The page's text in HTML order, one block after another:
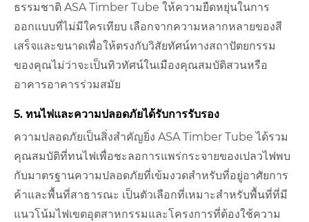
ธรรมชาติ ASA Timber Tube ให้ความยืดหยุ่นในการ
ออกแบบที่ไม่มีใครเทียบ เลือกจากความหลากหลายของสี
เสร็จและขนาดเพื่อให้ตรงกับวิสัยทัศน์ทางสถาปัตยกรรม
ของคุณไม่ว่าจะเป็นทิวทัศน์ในเมืองคุณสมบัติสวนหรือ
อาคารอาคารร่วมสมัย
5. ทนไฟและความปลอดภัยได้รับการรับรอง
ความปลอดภัยเป็นสิ่งสำคัญยิ่ง ASA Timber Tube ได้รวม
คุณสมบัติที่ทนไฟเพื่อชะลอการแพร่กระจายของเปลวไฟพบ
กับมาตรฐานความปลอดภัยที่เข้มงวดสำหรับที่อยู่อาศัยการ
ค้าและพื้นที่สาธารณะ เป็นตัวเลือกที่เหมาะสำหรับพื้นที่ที่มี
แนวโน้มไฟเขตอุตสาหกรรมและโครงการที่ต้องใช้ความ